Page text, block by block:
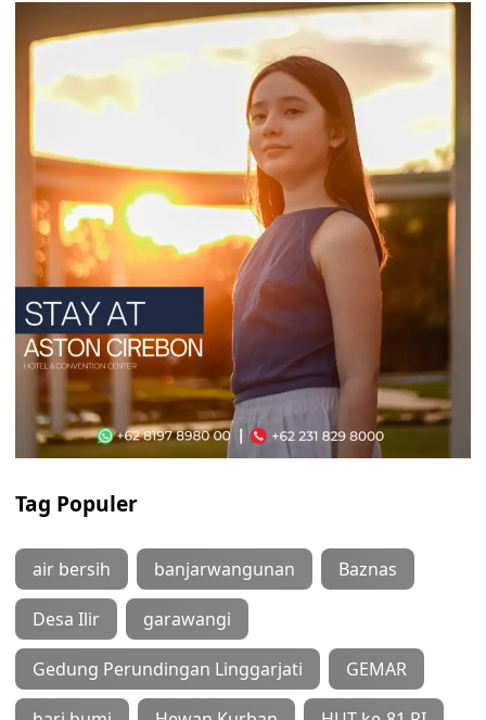
Tag Populer
air bersih banjarwangunan Baznas
Desa Ilir garawangi
Gedung Perundingan Linggarjati GEMAR